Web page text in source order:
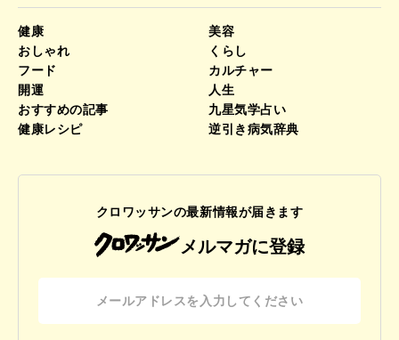
健康
美容
おしゃれ
くらし
フード
カルチャー
開運
人生
おすすめの記事
九星気学占い
健康レシピ
逆引き病気辞典
クロワッサンの最新情報が届きます
メルマガに登録